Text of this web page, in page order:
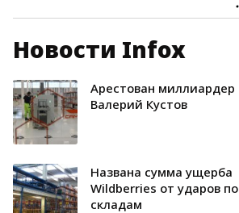
Новости Infox
Арестован миллиардер
Валерий Кустов
Названа сумма ущерба
Wildberries от ударов по
складам